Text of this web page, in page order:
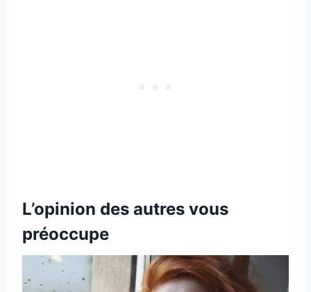
L’opinion des autres vous
préoccupe